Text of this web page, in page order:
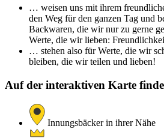
… weisen uns mit ihrem
den Weg für den ganzen Tag und
Backwaren, die wir nur zu gerne
Werte, die wir lieben:
… stehen also für Werte, die wir
bleiben, die wir teilen und lieben!
Auf der interaktiven Karte
Innungsbäcker in ihrer Nähe